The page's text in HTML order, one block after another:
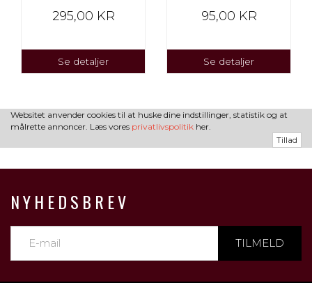
295,00 KR
Se detaljer
95,00 KR
Se detaljer
Websitet anvender cookies til at huske dine indstillinger, statistik og at
målrette annoncer. Læs vores privatlivspolitik her.
Tillad
NYHEDSBREV
TILMELD